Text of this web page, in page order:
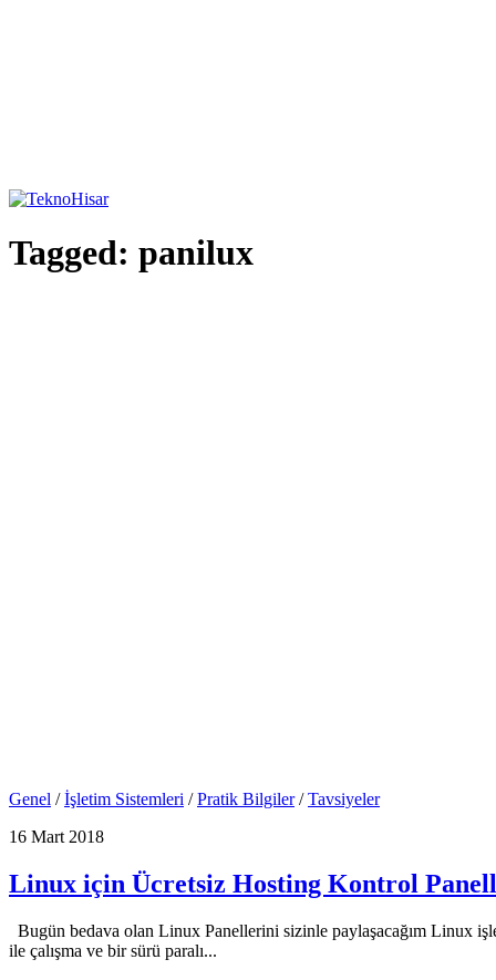
Tagged: panilux
Genel /İşletim Sistemleri /Pratik Bilgiler/Tavsiyeler
16 Mart 2018
Linux için Ücretsiz Hosting Kontrol
Bugün bedava olan Linux Panellerini sizinle paylaşacağım Linux
ile çalışma ve bir sürü paralı...